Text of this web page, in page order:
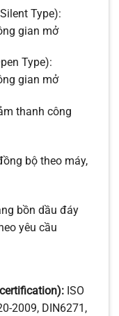
Type):
gian mở
Type):
gian mở
thanh công
bộ theo máy,
bồn dầu đáy
yêu cầu
ISO
2009, DIN6271,